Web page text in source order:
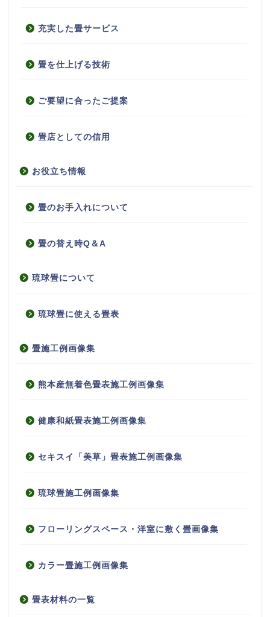
充実した畳サービス
畳を仕上げる技術
ご要望に合ったご提案
畳店としての信用
お役立ち情報
畳のお手入れについて
畳の替え時Q＆A
琉球畳について
琉球畳に使える畳表
畳施工例画像集
熊本産無着色畳表施工例画像集
健康和紙畳表施工例画像集
セキスイ「美草」畳表施工例画像集
琉球畳施工例画像集
フローリングスペース・洋室に敷く畳画像集
カラー畳施工例画像集
畳表材料の一覧